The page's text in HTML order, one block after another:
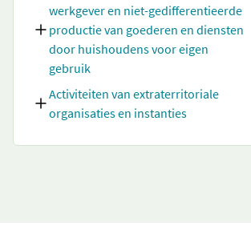
werkgever en niet-gedifferentieerde
productie van goederen en diensten
door huishoudens voor eigen
gebruik
Activiteiten van extraterritoriale
organisaties en instanties